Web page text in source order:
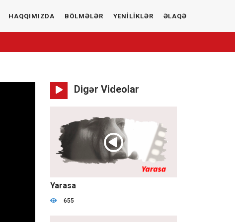
HAQQIMIZDA BÖLMƏLƏR YENİLİKLƏR ƏLAQƏ
Digər Videolar
Yarasa
655